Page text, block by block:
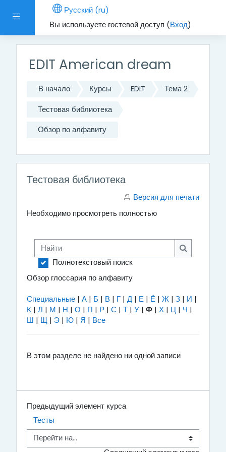
Боковая панель
Русский ‎(ru)‎
Вы используете гостевой доступ (Вход)
Перейти к основному содержанию
EDIT American dream
В начало Курсы EDIT Тема 2
Тестовая библиотека
Обзор по алфавиту
Тестовая библиотека
Версия для печати
Необходимо просмотреть полностью
Найти
Найти
Полнотекстовый поиск
Обзор глоссария по алфавиту
Специальные | А | Б | В | Г | Д | Е | Ё | Ж | З | И |
К | Л | М | Н | О | П | Р | С | Т | У | Ф | Х | Ц | Ч |
Ш | Щ | Э | Ю | Я | Все
В этом разделе не найдено ни одной записи
Предыдущий элемент курса
Тесты
Перейти на...